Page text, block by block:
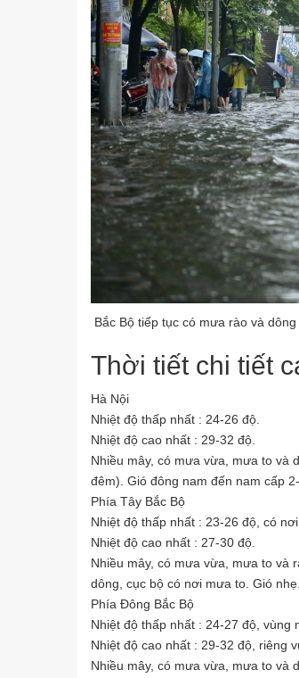
Bắc Bộ tiếp tục có mưa rào và dông
Thời tiết chi tiết
Hà Nội
Nhiệt độ thấp nhất : 24-26 độ.
Nhiệt độ cao nhất : 29-32 độ.
Nhiều mây, có mưa vừa, mưa to và
đêm). Gió đông nam đến nam cấp
Phía Tây Bắc Bộ
Nhiệt độ thấp nhất : 23-26 độ, có
Nhiệt độ cao nhất : 27-30 độ.
Nhiều mây, có mưa vừa, mưa to và
dông, cục bộ có nơi mưa to. Gió
Phía Đông Bắc Bộ
Nhiệt độ thấp nhất : 24-27 độ, vùng
Nhiệt độ cao nhất : 29-32 độ, riêng
Nhiều mây, có mưa vừa, mưa to và